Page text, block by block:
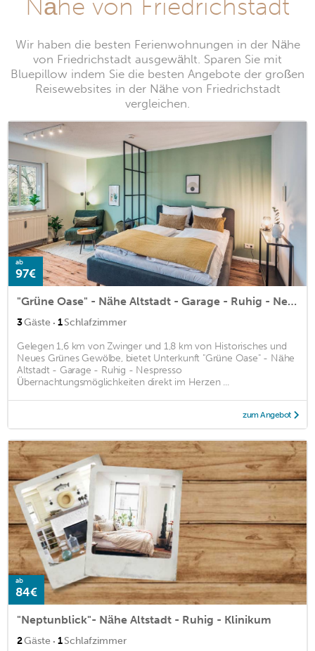
Nähe von Friedrichstadt
Wir haben die besten Ferienwohnungen in der Nähe
von Friedrichstadt ausgewählt. Sparen Sie mit
Bluepillow indem Sie die besten Angebote der großen
Reisewebsites in der Nähe von Friedrichstadt
vergleichen.
ab
97€
"Grüne Oase" - Nähe Altstadt - Garage - Ruhig - Nespresso
3Gäste · 1Schlafzimmer
Gelegen 1,6 km von Zwinger und 1,8 km von Historisches und
Neues Grünes Gewölbe, bietet Unterkunft "Grüne Oase" - Nähe
Altstadt - Garage - Ruhig - Nespresso
Übernachtungsmöglichkeiten direkt im Herzen ...
zum Angebot
ab
84€
"Neptunblick"- Nähe Altstadt - Ruhig - Klinikum
2Gäste · 1Schlafzimmer